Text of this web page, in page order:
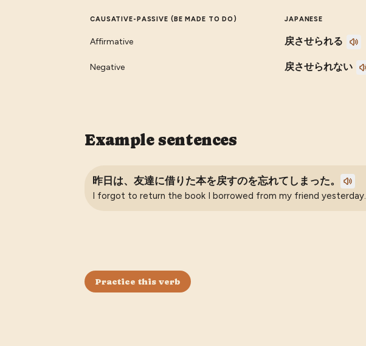
CAUSATIVE-PASSIVE (BE MADE TO DO) JAPANESE
Affirmative 戻させられる
Negative 戻させられない
Example sentences
昨日は、友達に借りた本を戻すのを忘れてしまった。
I forgot to return the book I borrowed from my friend yesterday.
Practice this verb